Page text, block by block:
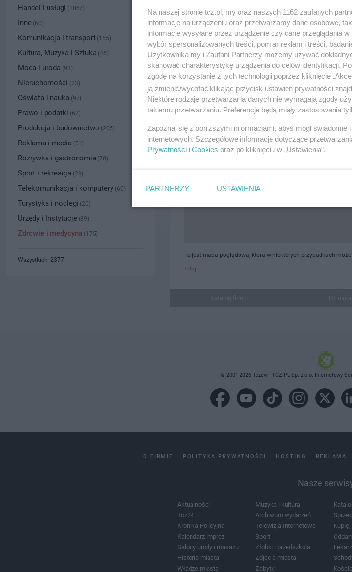
Kategoria: Zdrowie i medycyna
Numer wpisu 570, wyświetleń: 1740
PRZYBLIŻONA LOKALIZACJA NA MAPIE
To jest mapa poglądowa, która w niektórych przypadkach
tutaj
Handel i usługi (1067)
Inne (60)
Komunikacja i transport (155)
Kultura, Muzyka i Sztuka (46)
Moda i uroda (93)
Nieruchomości (23)
Oświata i nauka (97)
Prawo i podatki (62)
Produkcja i budownictwo (205)
Reklama i media (51)
Rozrywka i gastronomia (70)
Sport i rekreacja (23)
Telekomunikacja i komputery (60)
Turystyka i noclegi (20)
Urzędy i Instytucje (89)
Zdrowie i medycyna (175)
Wszystkich: 2377
© 2001-2026 Tczew - TCZ.PL Sp. z o.o. Internetowy
O FIRMIE POLITYKA PRYWATNOŚCI HOSTING REKLAMA
Nasze
Aktualności
Tcz24
Kronika Policyjna
Kalendarz imprez
Salony urody i masażu
Historia miasta
Władze miasta
Muzyka i kultura
Archiwum wydarzeń
Telewizja Internetowa
Sport
Żłobki i przedszkola
Zdjęcia miasta
Zabytki
Na naszej stronie tcz.pl, my oraz naszych 1162 zaufanych
informacje na urządzeniu oraz przetwarzamy dane osobowe,
informacje wysyłane przez urządzenie czy dane przeglądania
wybór spersonalizowanych treści, pomiar reklam i treści,
Użytkownika my i Zaufani Partnerzy możemy używać
skanować charakterystykę urządzenia do celów identyfikacji.
zgodę na korzystanie z tych technologii poprzez kliknięcie
ją zmienić/wycofać klikając przycisk ustawień prywatności
Niektóre rodzaje przetwarzania danych nie wymagają zgody
takiemu przetwarzaniu. Preferencje będą miały zastosowania
Zapoznaj się z poniższymi informacjami, abyś mógł
internetowych. Szczegółowe informacje dotyczące
Prywatności i Cookies oraz po kliknięciu w „Ustawienia”.
PARTNERZY USTAWIENIA